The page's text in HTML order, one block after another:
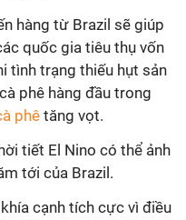
hàng từ Brazil sẽ giúp
quốc gia tiêu thụ vốn
tình trạng thiếu hụt sản
phê hàng đầu trong
phê tăng vọt.
tiết El Nino có thể ảnh
tới của Brazil.
cạnh tích cực vì điều